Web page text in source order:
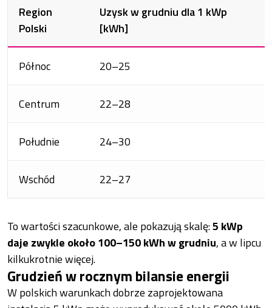
Region
Polski
Uzysk w grudniu dla 1 kWp
[kWh]
Północ 20–25
Centrum 22–28
Południe 24–30
Wschód 22–27
To wartości szacunkowe, ale pokazują skalę:5 kWp
daje zwykle około 100–150 kWh w grudniu, a w lipcu
kilkukrotnie więcej.
Grudzień w rocznym bilansie energii
W polskich warunkach dobrze zaprojektowana